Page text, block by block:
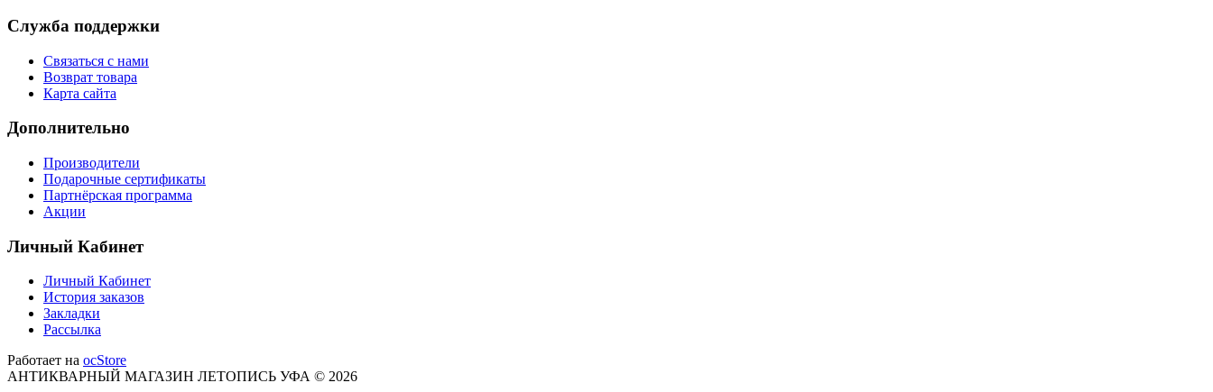
Служба поддержки
Связаться с нами
Возврат товара
Карта сайта
Дополнительно
Производители
Подарочные сертификаты
Партнёрская программа
Акции
Личный Кабинет
Личный Кабинет
История заказов
Закладки
Рассылка
Работает на ocStore
АНТИКВАРНЫЙ МАГАЗИН ЛЕТОПИСЬ УФА © 2026